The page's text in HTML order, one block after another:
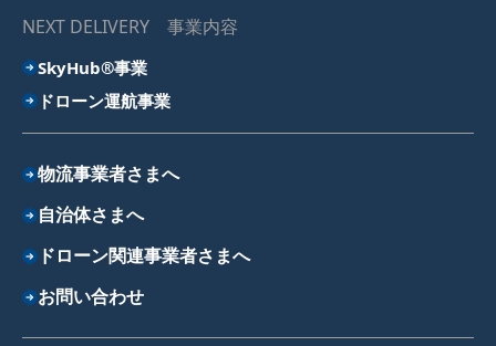
NEXT DELIVERY 事業内容
SkyHub®事業
ドローン運航事業
物流事業者さまへ
自治体さまへ
ドローン関連事業者さまへ
お問い合わせ